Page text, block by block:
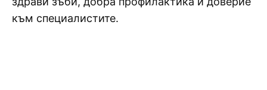
към специалистите.